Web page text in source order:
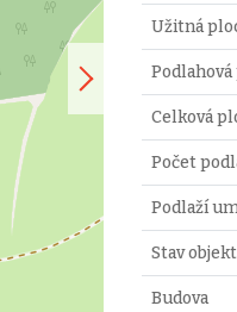
Užitná
Celková
Počet
Podlaží
Stav
Budova